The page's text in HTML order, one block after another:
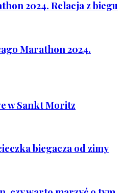
2024. Relacja z biegu
Marathon 2024.
w Sankt Moritz
biegacza od zimy